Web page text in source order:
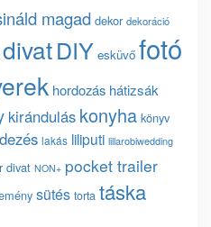
magad dekor dekoráció
divatDIY esküvő fotó
hordozás hátizsák
kirándulás konyha könyv
lakás liliputi lillarobiwedding
divat NON+ pocket trailer
sütés torta táska